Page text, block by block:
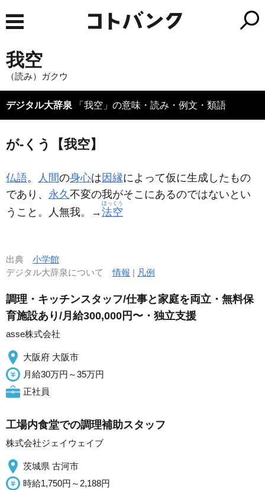
我空
（読み）ガクウ
デジタル大辞泉 「我空」の意味・読み・例文・類語
が‐くう【我空】
仏語。 人間の身心は 因縁によって仮に生成したもの
であり、 永久不変の我がそこにあるのではないとい
うこと。人無我。→法空
ほっくう
出典 小学館
デジタル大辞泉について情報 | 凡例
調理・キッチンスタッフ/仕事と家庭を両立・無料保
育施設あり/月給300,000円〜・独立支援
asse株式会社
大阪府 大阪市
月給30万円～35万円
正社員
工場内食堂での調理補助スタッフ
株式会社ジェイウェイブ
茨城県 古河市
時給1,750円～2,188円